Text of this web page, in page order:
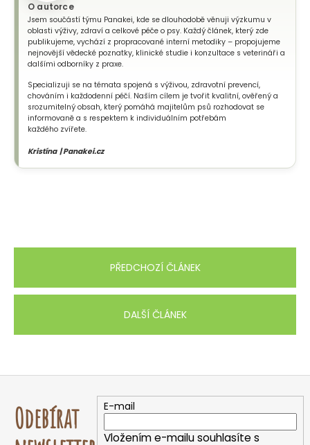
O autorce
Jsem součástí týmu Panakei, kde se dlouhodobě věnuji výzkumu v
oblasti výživy, zdraví a celkové péče o psy. Každý článek, který zde
publikujeme, vychází z propracované interní metodiky – propojujeme
nejnovější vědecké poznatky, klinické studie i konzultace s veterináři a
dalšími odborníky z praxe.
Specializuji se na témata spojená s výživou, zdravotní prevencí,
chováním i každodenní péčí. Naším cílem je tvořit kvalitní, ověřený a
srozumitelný obsah, který pomáhá majitelům psů rozhodovat se
informovaně a s respektem k individuálním potřebám
každého zvířete.
Kristína | Panakei.cz
PŘEDCHOZÍ ČLÁNEK
DALŠÍ ČLÁNEK
Odebírat
E-mail
Vložením e-mailu souhlasíte s